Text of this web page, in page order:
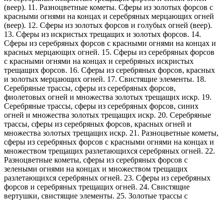
(веер). 11. Разноцветные кометы. Сферы из золотых форсов с
красными огнями на концах и серебряных мерцающих огней
(веер). 12. Сферы из золотых форсов и голубых огней (веер).
13. Сферы из искристых трещащих и золотых форсов. 14.
Сферы из серебряных форсов с красными огнями на концах и
красных мерцающих огней. 15. Сферы из серебряных форсов
с красными огнями на концах и серебряных искристых
трещащих форсов. 16. Сферы из серебряных форсов, красных
и золотых мерцающих огней. 17. Свистящие элементы. 18.
Серебряные трассы, сферы из серебряных форсов,
фиолетовых огней и множества золотых трещащих искр. 19.
Серебряные трассы, сферы из серебряных форсов, синих
огней и множества золотых трещащих искр. 20. Серебряные
трассы, сферы из серебряных форсов, красных огней и
множества золотых трещащих искр. 21. Разноцветные кометы,
сферы из серебряных форсов с красными огнями на концах и
множеством трещащих разлетающихся серебряных огней. 22.
Разноцветные кометы, сферы из серебряных форсов с
зелеными огнями на концах и множеством трещащих
разлетающихся серебряных огней. 23. Сферы из серебряных
форсов и серебряных трещащих огней. 24. Свистящие
вертушки, свистящие элементы. 25. Золотые трассы с